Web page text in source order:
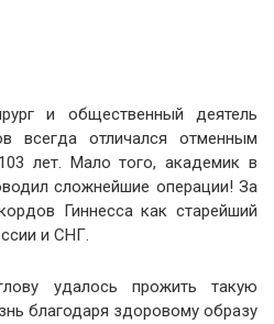
и общественный деятель
всегда отличался отменным
лет. Мало того, академик в
сложнейшие операции! За
Гиннесса как старейший
и СНГ.
удалось прожить такую
благодаря здоровому образу